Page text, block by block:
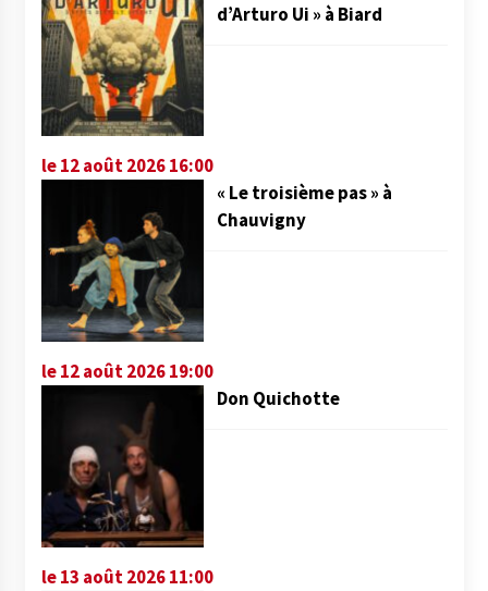
d’Arturo Ui » à Biard
le 12 août 2026 16:00
« Le troisième pas » à
Chauvigny
le 12 août 2026 19:00
Don Quichotte
le 13 août 2026 11:00